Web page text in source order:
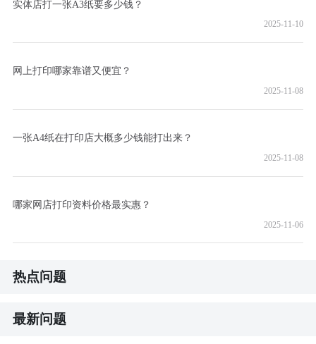
实体店打一张A3纸要多少钱？
2025-11-10
网上打印哪家靠谱又便宜？
2025-11-08
一张A4纸在打印店大概多少钱能打出来？
2025-11-08
哪家网店打印资料价格最实惠？
2025-11-06
热点问题
最新问题